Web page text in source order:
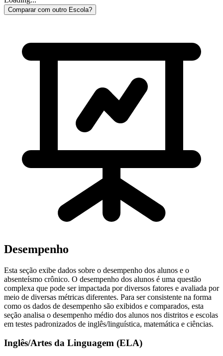
Comparar com outro Escola?
Desempenho
Esta seção exibe dados sobre o desempenho dos alunos e o
absenteísmo crônico. O desempenho dos alunos é uma questão
complexa que pode ser impactada por diversos fatores e avaliada por
meio de diversas métricas diferentes. Para ser consistente na forma
como os dados de desempenho são exibidos e comparados, esta
seção analisa o desempenho médio dos alunos nos distritos e escolas
em testes padronizados de inglês/linguística, matemática e ciências.
Inglês/Artes da Linguagem (ELA)